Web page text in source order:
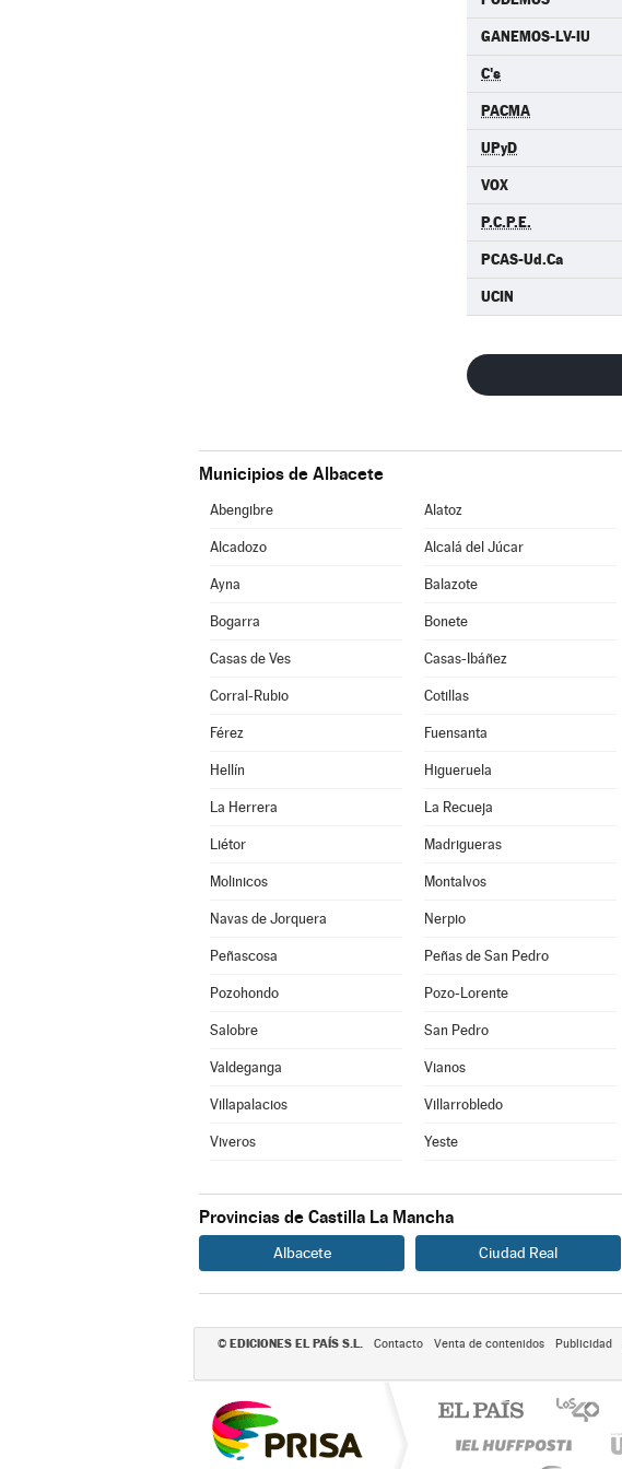
GANEMOS-LV-IU
C's
PACMA
UPyD
VOX
P.C.P.E.
PCAS-Ud.Ca
UCIN
Municipios de Albacete
Abengibre Alatoz
Alcadozo Alcalá del Júcar
Ayna Balazote
Bogarra Bonete
Casas de Ves Casas-Ibáñez
Corral-Rubio Cotillas
Férez Fuensanta
Hellín Higueruela
La Herrera La Recueja
Liétor Madrigueras
Molinicos Montalvos
Navas de Jorquera Nerpio
Peñascosa Peñas de San Pedro
Pozohondo Pozo-Lorente
Salobre San Pedro
Valdeganga Vianos
Villapalacios Villarrobledo
Viveros Yeste
Provincias de Castilla La Mancha
Albacete Ciudad Real
© EDICIONES EL PAÍS S.L. Contacto Venta de contenidos Publicidad